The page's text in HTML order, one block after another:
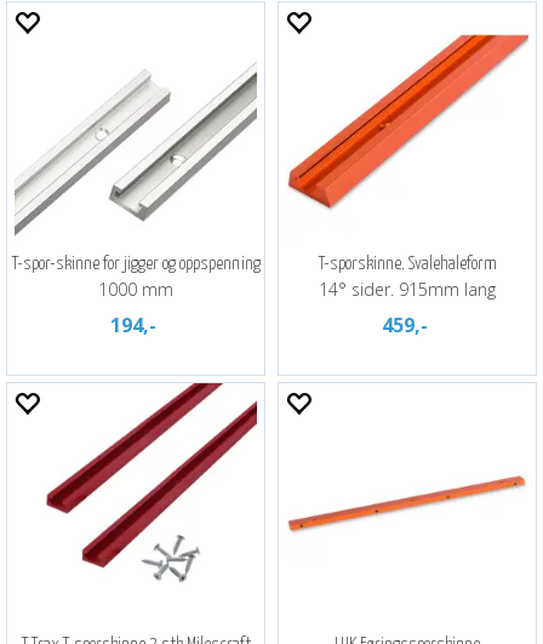
T-spor-skinne for jigger og oppspenning
1000 mm
194,-
T-sporskinne. Svalehaleform
14° sider. 915mm lang
459,-